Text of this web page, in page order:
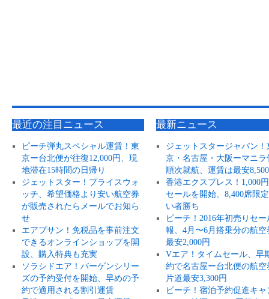
最近の注目ニュース
ピーチ弾丸スペシャル運賃！東
京ー台北便が往復12,000円、現
地滞在15時間の日帰り
ジェットスター！プライスウォ
ッチ、希望価格より安い航空券
が販売されたらメールでお知ら
せ
エアプサン！免税品を事前注文
できるオンラインショップを開
設、購入特典も充実
ソラシドエア！バーゲンシリー
ズの予約受付を開始、早めの予
約で適用される割引運賃
最新ニュース
ジェットスタージャパン！
京・名古屋・大阪ーマニラ
順次就航、運賃は最安
香港エクスプレス！1,000
セールを開始、8,400席限
い者勝ち
ピーチ！2016年初売りセー
報、4月〜6月搭乗分の航空
最安2,000円
Vエア！タイムセール、早
約で名古屋ー台北便の航空
片道最安3,300円
ピーチ！宿泊予約促進キャ